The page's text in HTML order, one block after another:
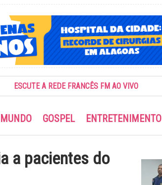
A REDE FRANCÊS FM AO VIVO
MUNDO GOSPEL ENTRETENIMENTO
a pacientes do